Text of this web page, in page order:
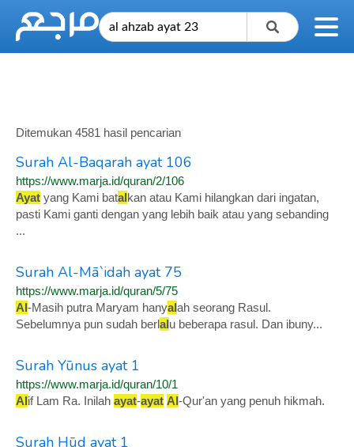
Ditemukan 4581 hasil pencarian
Surah Al-Baqarah ayat 106
https://www.marja.id/quran/2/106
Ayat yang Kami batalkan atau Kami hilangkan dari ingatan,
pasti Kami ganti dengan yang lebih baik atau yang sebanding
...
Surah Al-Mā`idah ayat 75
https://www.marja.id/quran/5/75
Al-Masih putra Maryam hanyalah seorang Rasul.
Sebelumnya pun sudah berlalu beberapa rasul. Dan ibuny...
Surah Yūnus ayat 1
https://www.marja.id/quran/10/1
Alif Lam Ra. Inilah ayat-ayat Al-Qur'an yang penuh hikmah.
Surah Hūd ayat 1